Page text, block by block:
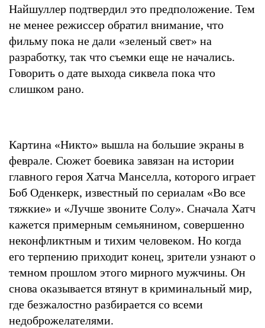
Найшуллер подтвердил это предположение. Тем
не менее режиссер обратил внимание, что
фильму пока не дали «зеленый свет» на
разработку, так что съемки еще не начались.
Говорить о дате выхода сиквела пока что
слишком рано.
Картина «Никто» вышла на большие экраны в
феврале. Сюжет боевика завязан на истории
главного героя Хатча Манселла, которого играет
Боб Оденкерк, известный по сериалам «Во все
тяжкие» и «Лучше звоните Солу». Сначала Хатч
кажется примерным семьянином, совершенно
неконфликтным и тихим человеком. Но когда
его терпению приходит конец, зрители узнают о
темном прошлом этого мирного мужчины. Он
снова оказывается втянут в криминальный мир,
где безжалостно разбирается со всеми
недоброжелателями.